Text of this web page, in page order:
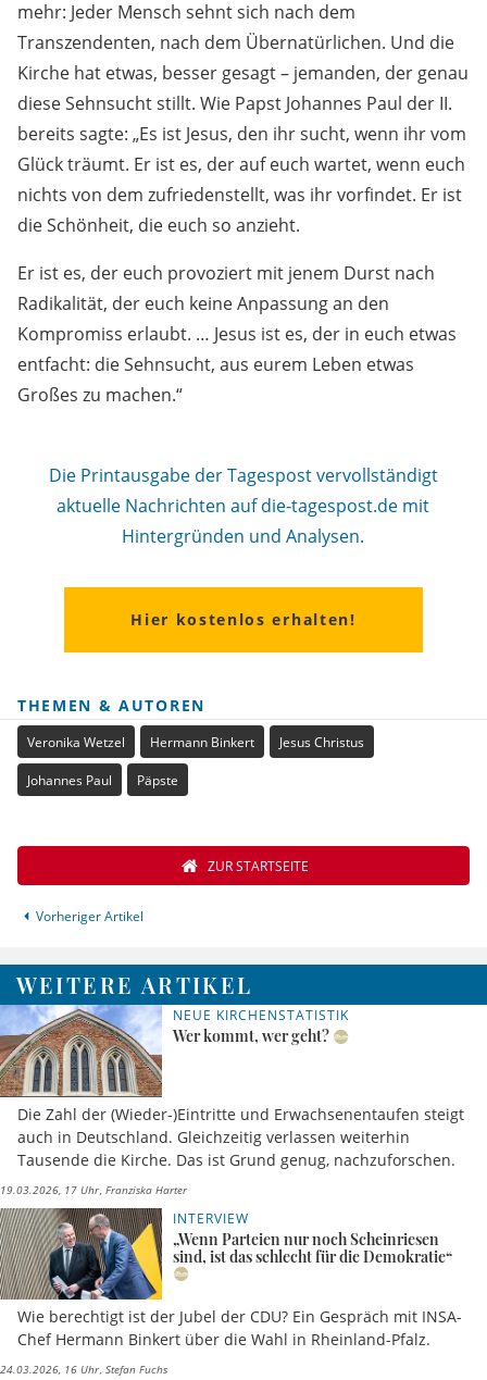
mehr: Jeder Mensch sehnt sich nach dem
Transzendenten, nach dem Übernatürlichen. Und die
Kirche hat etwas, besser gesagt – jemanden, der genau
diese Sehnsucht stillt. Wie Papst Johannes Paul der II.
bereits sagte: „Es ist Jesus, den ihr sucht, wenn ihr vom
Glück träumt. Er ist es, der auf euch wartet, wenn euch
nichts von dem zufriedenstellt, was ihr vorfindet. Er ist
die Schönheit, die euch so anzieht.
Er ist es, der euch provoziert mit jenem Durst nach
Radikalität, der euch keine Anpassung an den
Kompromiss erlaubt. … Jesus ist es, der in euch etwas
entfacht: die Sehnsucht, aus eurem Leben etwas
Großes zu machen.“
Die Printausgabe der Tagespost vervollständigt
aktuelle Nachrichten auf die-tagespost.de mit
Hintergründen und Analysen.
Hier kostenlos erhalten!
THEMEN & AUTOREN
Veronika Wetzel Hermann Binkert Jesus Christus
Johannes Paul Päpste
Vorheriger Artikel
ZUR STARTSEITE
WEITERE ARTIKEL
NEUE KIRCHENSTATISTIK
Wer kommt, wer geht?
Die Zahl der (Wieder-)Eintritte und Erwachsenentaufen steigt
auch in Deutschland. Gleichzeitig verlassen weiterhin
Tausende die Kirche. Das ist Grund genug, nachzuforschen.
19.03.2026, 17 Uhr Franziska Harter
INTERVIEW
„Wenn Parteien nur noch Scheinriesen
sind, ist das schlecht für die Demokratie“
Wie berechtigt ist der Jubel der CDU? Ein Gespräch mit INSA-
Chef Hermann Binkert über die Wahl in Rheinland-Pfalz.
24.03.2026, 16 Uhr Stefan Fuchs